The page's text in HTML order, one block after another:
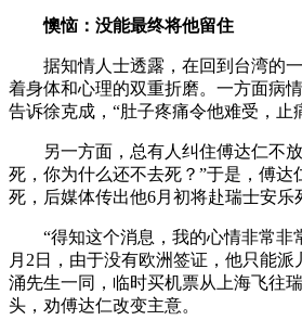
懊恼：没能最终将他留住
据知情人士透露，在回到台湾的一
着身体和心理的双重折磨。一方面病
告诉徐克成，“肚子疼痛令他难受，止
另一方面，总有人纠住傅达仁不放
死，你为什么还不去死？”于是，傅达
死，后媒体传出他6月初将赴瑞士安乐
“得知这个消息，我的心情非常非
月2日，由于没有欧洲签证，他只能
涌先生一同，临时买机票从上海飞往
头，劝傅达仁改变主意。